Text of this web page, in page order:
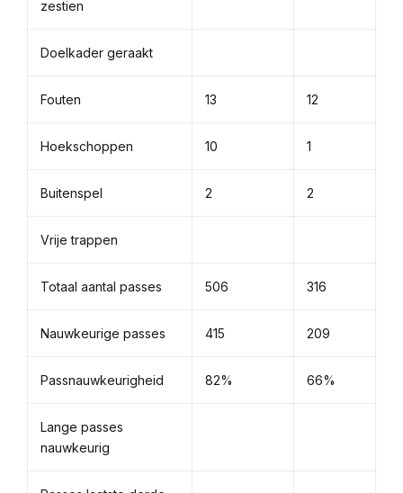
zestien
Doelkader geraakt
Fouten 13 12
Hoekschoppen 10 1
Buitenspel 2 2
Vrije trappen
Totaal aantal passes 506 316
Nauwkeurige passes 415 209
Passnauwkeurigheid 82% 66%
Lange passes
nauwkeurig